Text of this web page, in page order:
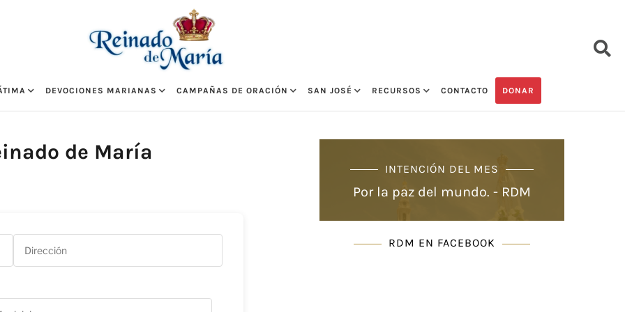
DEVOCIONES MARIANAS CAMPAÑAS DE ORACIÓN SAN JOSÉ RECURSOS CONTACTO DONAR
de María
INTENCIÓN DEL MES
Por la paz del mundo. - RDM
RDM EN FACEBOOK